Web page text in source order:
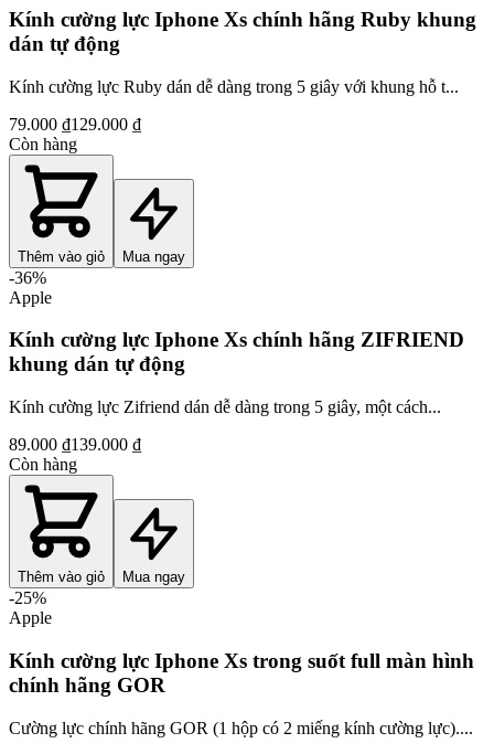
Kính cường lực Iphone Xs chính hãng Ruby khung
dán tự động
Kính cường lực Ruby dán dễ dàng trong 5 giây với khung hỗ t...
79.000 ₫129.000 ₫
Còn hàng
Thêm vào giỏ Mua ngay
-36%
Apple
Kính cường lực Iphone Xs chính hãng ZIFRIEND
khung dán tự động
Kính cường lực Zifriend dán dễ dàng trong 5 giây, một cách...
89.000 ₫139.000 ₫
Còn hàng
Thêm vào giỏ Mua ngay
-25%
Apple
Kính cường lực Iphone Xs trong suốt full màn hình
chính hãng GOR
Cường lực chính hãng GOR (1 hộp có 2 miếng kính cường lực)....